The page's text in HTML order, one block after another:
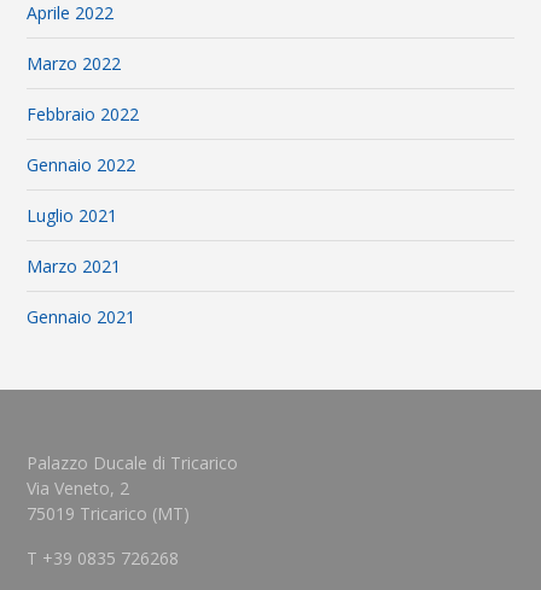
Aprile 2022
Marzo 2022
Febbraio 2022
Gennaio 2022
Luglio 2021
Marzo 2021
Gennaio 2021
Palazzo Ducale di Tricarico
Via Veneto, 2
75019 Tricarico (MT)
T +39 0835 726268